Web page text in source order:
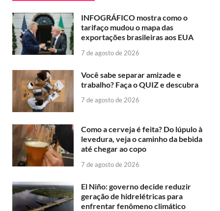
INFOGRÁFICO mostra como o
tarifaço mudou o mapa das
exportações brasileiras aos EUA
7 de agosto de 2026
Você sabe separar amizade e
trabalho? Faça o QUIZ e descubra
7 de agosto de 2026
Como a cerveja é feita? Do lúpulo à
levedura, veja o caminho da bebida
até chegar ao copo
7 de agosto de 2026
El Niño: governo decide reduzir
geração de hidrelétricas para
enfrentar fenômeno climático